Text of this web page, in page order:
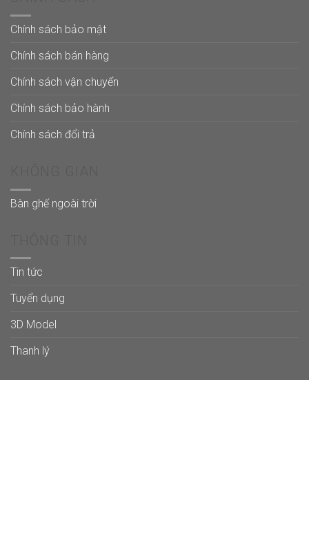
Chính sách bảo mật
Chính sách bán hàng
Chính sách vận chuyển
Chính sách bảo hành
Chính sách đổi trả
Bàn ghế ngoài trời
Tin tức
Tuyển dụng
3D Model
Thanh lý